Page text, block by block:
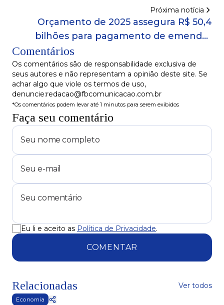
Próxima notícia
Orçamento de 2025 assegura R$ 50,4
bilhões para pagamento de emendas
Comentários
Os comentários são de responsabilidade exclusiva de
seus autores e não representam a opinião deste site. Se
achar algo que viole os termos de uso,
denuncie:redacao@fbcomunicacao.com.br
*Os comentários podem levar até 1 minutos para serem exibidos
Faça seu comentário
Eu li e aceito as Política de Privacidade.
COMENTAR
Relacionadas Ver todos
Economia